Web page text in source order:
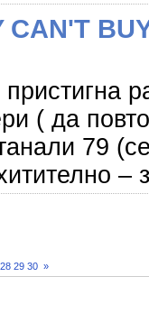
CAN'T
( да
79
–
28 29 30 »